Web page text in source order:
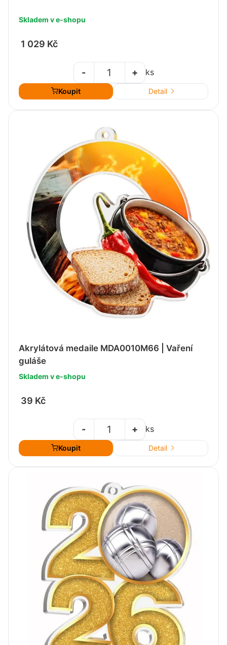
Skladem v e-shopu
1 029 Kč
+
- ks
Koupit Detail
Akrylátová medaile MDA0010M66 | Vaření
guláše
Skladem v e-shopu
39 Kč
+
- ks
Koupit Detail